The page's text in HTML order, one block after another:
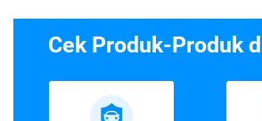
Cek Produk-Produk